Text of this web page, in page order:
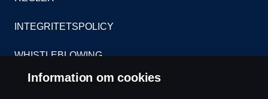
INTEGRITETSPOLICY
WHISTLEBLOWING
KONTAKT
Information om cookies